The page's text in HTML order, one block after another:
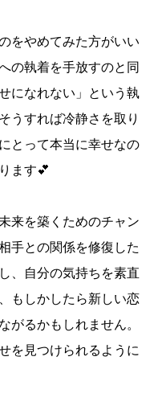
をやめてみた方がいい
の執着を手放すのと同
になれない」という執
うすれば冷静さを取り
とって本当に幸せなの
ます💕
来を築くためのチャン
手との関係を修復した
、自分の気持ちを素直
もしかしたら新しい恋
がるかもしれません。
を見つけられるように